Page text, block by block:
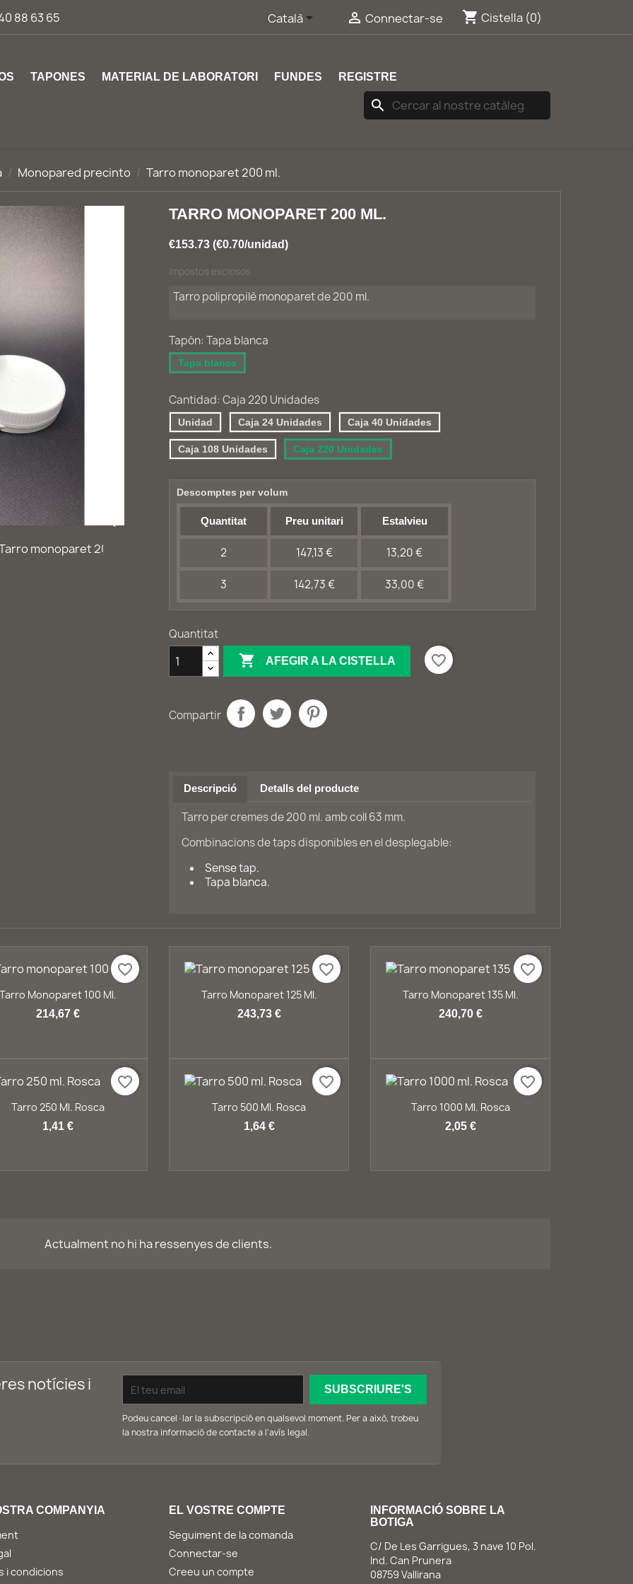
88 63 65 Català  Connectar-se shopping_cart Cistella (0)
TAPONES MATERIAL DE LABORATORI FUNDES REGISTRE
search
Monopared precinto Tarro monoparet 200 ml.

TARRO MONOPARET 200 ML.
€153.73 (€0.70/unidad)
Impostos exclosos
Tarro polipropilè monoparet de 200 ml.
Tapón: Tapa blanca
Tapa blanca
Cantidad: Caja 220 Unidades
Unidad Caja 24 Unidades Caja 40 Unidades
Caja 108 Unidades Caja 220 Unidades
Descomptes per volum
Quantitat Preu unitari Estalvieu
2 147,13 € 13,20 €
3 142,73 € 33,00 €
Quantitat
 AFEGIR A LA CISTELLA favorite_border
Compartir
Descripció Detalls del producte
Tarro per cremes de 200 ml. amb coll 63 mm.
Combinacions de taps disponibles en el desplegable:
Sense tap.
Tapa blanca.
Vista ràpida
Monoparet 100 Ml.
214,67 €
favorite_border
Vista ràpida
Tarro Monoparet 125 Ml.
243,73 €
favorite_border
Vista ràpida
Tarro Monoparet 135 Ml.
240,70 €
favorite_border
Vista ràpida
Tarro 250 Ml. Rosca
1,41 €
favorite_border
Vista ràpida
Tarro 500 Ml. Rosca
1,64 €
favorite_border
Vista ràpida
Tarro 1000 Ml. Rosca
2,05 €
favorite_border
Actualment no hi ha ressenyes de clients.
notícies i
Podeu cancel·lar la subscripció en qualsevol moment. Per a això, trobeu
la nostra informació de contacte a l'avís legal.
COMPANYIA
i condicions
EL VOSTRE COMPTE
Seguiment de la comanda
Connectar-se
Creeu un compte
INFORMACIÓ SOBRE LA
BOTIGA
C/ De Les Garrigues, 3 nave 10 Pol.
Ind. Can Prunera
08759 Vallirana